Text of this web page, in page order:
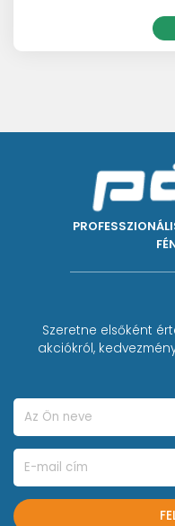
Szeretne elsőként
akciókról,